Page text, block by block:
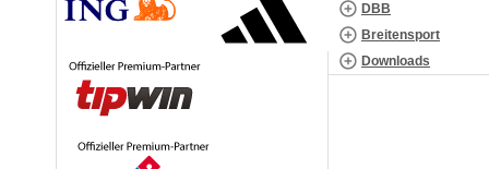
DBB
Breitensport
Downloads